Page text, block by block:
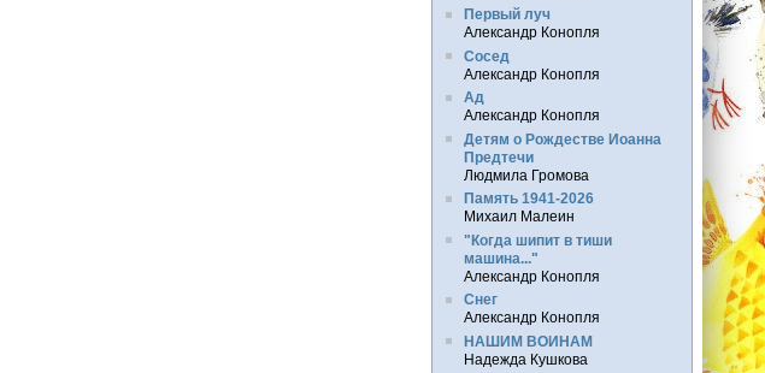
Первый луч
Александр Конопля
Сосед
Александр Конопля
Ад
Александр Конопля
Детям о Рождестве Иоанна
Предтечи
Людмила Громова
Память 1941-2026
Михаил Малеин
"Когда шипит в тиши
машина..."
Александр Конопля
Снег
Александр Конопля
НАШИМ ВОИНАМ
Надежда Кушкова